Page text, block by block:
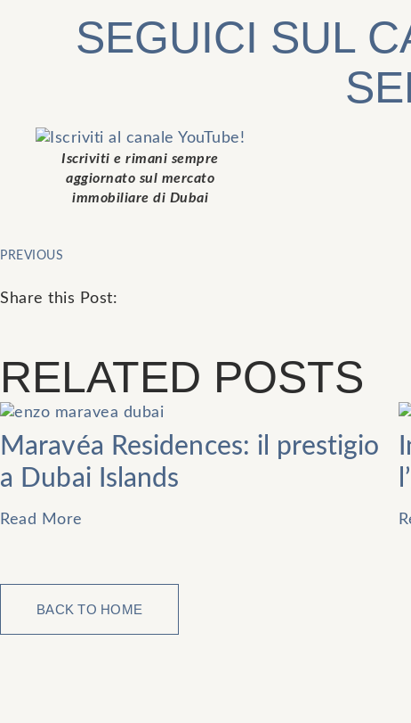
SEGUICI SUL
Iscriviti e rimani sempre
aggiornato sul mercato
immobiliare di Dubai
PREVIOUS
Share this Post:
RELATED POSTS
Maravéa Residences: il prestigio
a Dubai Islands
Read More
BACK TO HOME